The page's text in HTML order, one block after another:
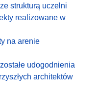
strukturą uczelni
realizowane w
na arenie
udogodnienia
architektów